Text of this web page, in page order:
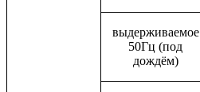
выдерживаемое
50Гц (под
дождём)